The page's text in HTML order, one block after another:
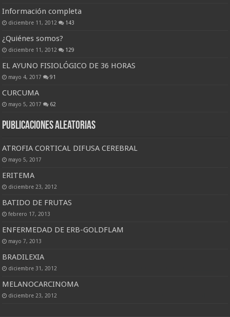
Información completa
diciembre 11, 2012 143
¿Quiénes somos?
diciembre 11, 2012 129
EL AYUNO FISIOLÓGICO DE 36 HORAS
mayo 4, 2017 91
CURCUMA
mayo 5, 2017 62
Publicaciones Aleatorias
ATROFIA CORTICAL DIFUSA CEREBRAL
mayo 5, 2017
ERITEMA
diciembre 23, 2012
BATIDO DE FRUTAS
febrero 17, 2013
ENFERMEDAD DE ERB-GOLDFLAM
mayo 7, 2013
BRADILEXIA
diciembre 31, 2012
MELANOCARCINOMA
diciembre 23, 2012